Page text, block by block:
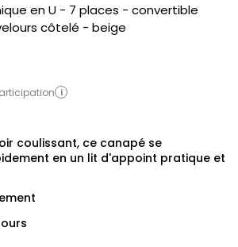
en U - 7 places - convertible
côtelé - beige
i
coulissant, ce canapé se
en un lit d'appoint pratique et